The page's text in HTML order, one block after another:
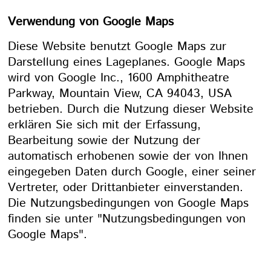
Verwendung von Google Maps
Diese Website benutzt Google Maps zur
Darstellung eines Lageplanes. Google Maps
wird von Google Inc., 1600 Amphitheatre
Parkway, Mountain View, CA 94043, USA
betrieben. Durch die Nutzung dieser Website
erklären Sie sich mit der Erfassung,
Bearbeitung sowie der Nutzung der
automatisch erhobenen sowie der von Ihnen
eingegeben Daten durch Google, einer seiner
Vertreter, oder Drittanbieter einverstanden.
Die Nutzungsbedingungen von Google Maps
finden sie unter "Nutzungsbedingungen von
Google Maps".